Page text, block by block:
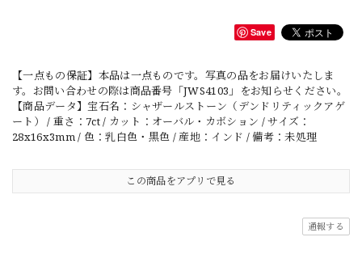
Save
【一点もの保証】本品は一点ものです。写真の品をお届けいたしま
す。お問い合わせの際は商品番号「JWS4103」をお知らせください。
【商品データ】宝石名：シャザールストーン（デンドリティックアゲ
ート） / 重さ：7ct / カット：オーバル・カボション / サイズ：
28x16x3mm / 色：乳白色・黒色 / 産地：インド / 備考：未処理
この商品をアプリで見る
通報する